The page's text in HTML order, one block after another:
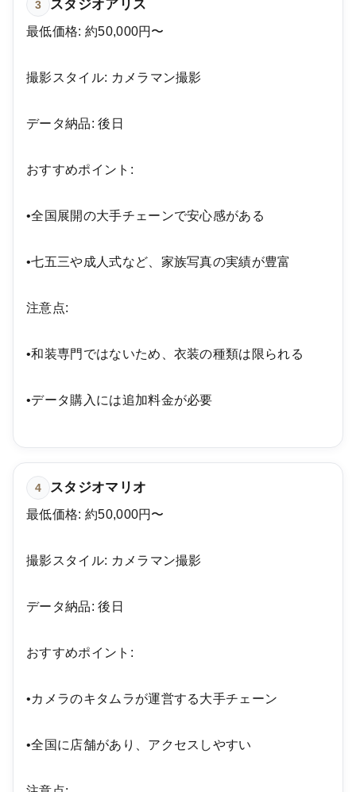
3 スタジオアリス
最低価格: 約50,000円〜
撮影スタイル: カメラマン撮影
データ納品: 後日
おすすめポイント:
•全国展開の大手チェーンで安心感がある
•七五三や成人式など、家族写真の実績が豊富
注意点:
•和装専門ではないため、衣装の種類は限られる
•データ購入には追加料金が必要
4 スタジオマリオ
最低価格: 約50,000円〜
撮影スタイル: カメラマン撮影
データ納品: 後日
おすすめポイント:
•カメラのキタムラが運営する大手チェーン
•全国に店舗があり、アクセスしやすい